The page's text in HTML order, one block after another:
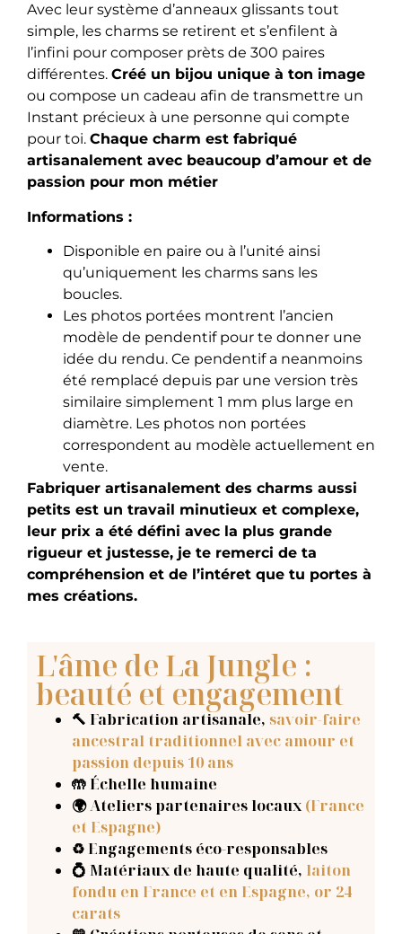
Avec leur système d’anneaux glissants tout
simple, les charms se retirent et s’enfilent à
l’infini pour composer prèts de 300 paires
différentes. Créé un bijou unique à ton image
ou compose un cadeau afin de transmettre un
Instant précieux à une personne qui compte
pour toi. Chaque charm est fabriqué
artisanalement avec beaucoup d’amour et de
passion pour mon métier
Informations :
Disponible en paire ou à l’unité ainsi
qu’uniquement les charms sans les
boucles.
Les photos portées montrent l’ancien
modèle de pendentif pour te donner une
idée du rendu. Ce pendentif a neanmoins
été remplacé depuis par une version très
similaire simplement 1 mm plus large en
diamètre. Les photos non portées
correspondent au modèle actuellement en
vente.
Fabriquer artisanalement des charms aussi
petits est un travail minutieux et complexe,
leur prix a été défini avec la plus grande
rigueur et justesse, je te remerci de ta
compréhension et de l’intéret que tu portes à
mes créations.
L'âme de La Jungle :
beauté et engagement
🔨 Fabrication artisanale, savoir-faire
ancestral traditionnel avec amour et
passion depuis 10 ans
🤲 Échelle humaine
🌍 Ateliers partenaires locaux (France
et Espagne)
♻️ Engagements éco-responsables
💍 Matériaux de haute qualité, laiton
fondu en France et en Espagne, or 24
carats